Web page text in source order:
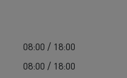
08:00 / 18:00
08:00 / 18:00